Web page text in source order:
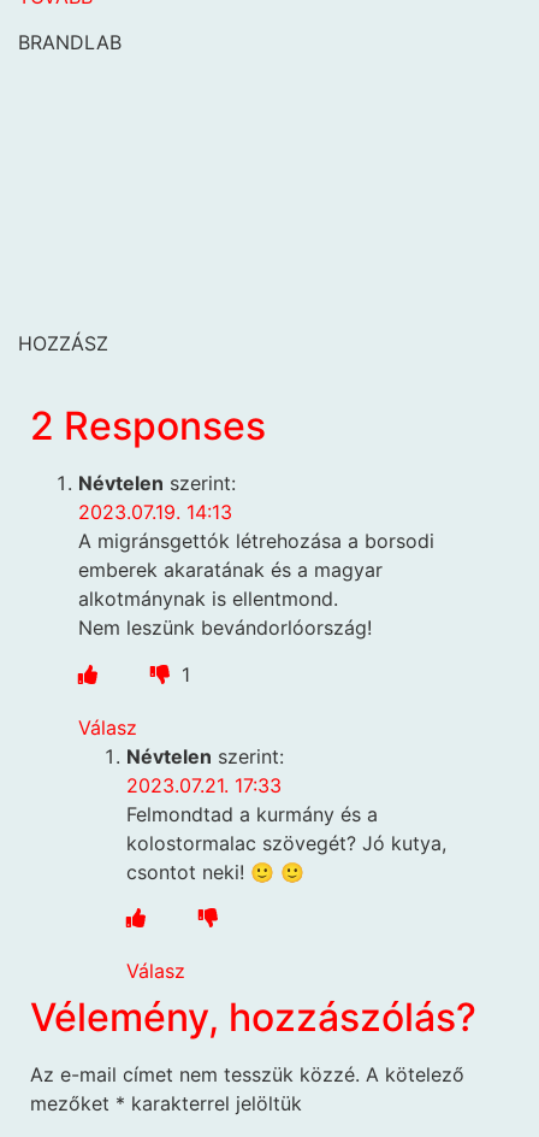
BRANDLAB
HOZZÁSZ
2 Responses
Névtelen szerint:
2023.07.19. 14:13
A migránsgettók létrehozása a borsodi
emberek akaratának és a magyar
alkotmánynak is ellentmond.
Nem leszünk bevándorlóország!
1
Válasz
Névtelen szerint:
2023.07.21. 17:33
Felmondtad a kurmány és a
kolostormalac szövegét? Jó kutya,
csontot neki! 🙂 🙂
Válasz
Vélemény, hozzászólás?
Az e-mail címet nem tesszük közzé. A kötelező
mezőket * karakterrel jelöltük